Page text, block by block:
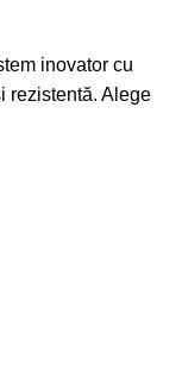
inovator cu
rezistentă. Alege